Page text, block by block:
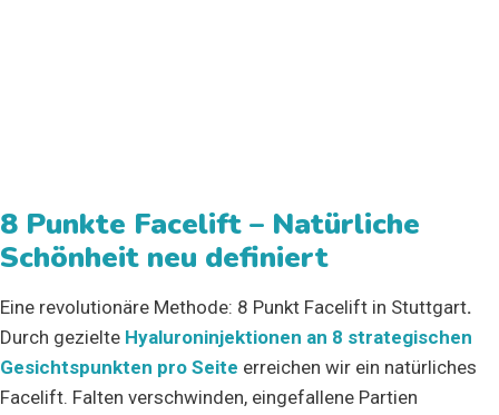
8 Punkte Facelift – Natürliche
Schönheit neu definiert
Eine revolutionäre Methode: 8 Punkt Facelift in Stuttgart.
Durch gezielte Hyaluroninjektionen an 8 strategischen
Gesichtspunkten pro Seite erreichen wir ein natürliches
Facelift. Falten verschwinden, eingefallene Partien